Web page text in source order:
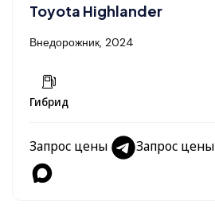
Toyota Highlander
Внедорожник, 2024
Гибрид
Запрос цены Запрос цены